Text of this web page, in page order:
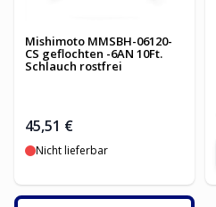
Mishimoto MMSBH-06120-
CS geflochten -6AN 10Ft.
Schlauch rostfrei
45,51 €
Nicht lieferbar